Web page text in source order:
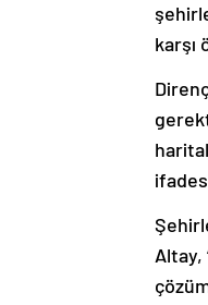
karşı
Altay,